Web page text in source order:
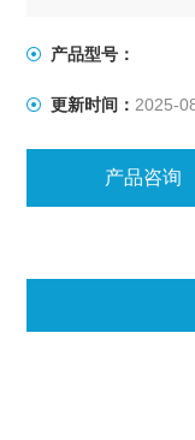
菌，并且系统适合
产品型号：
更新时间： 2025-
产品咨询